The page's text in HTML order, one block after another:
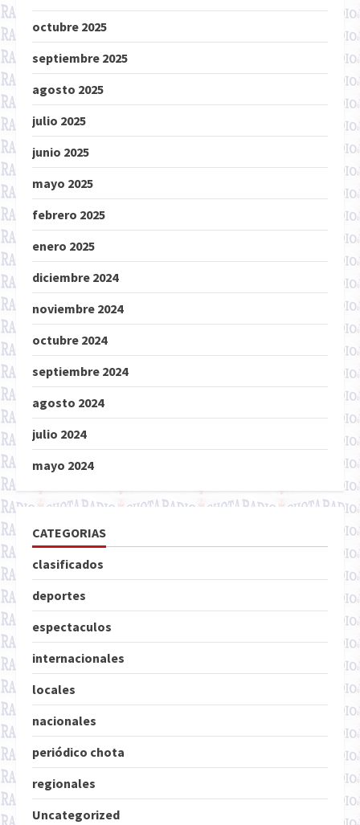
octubre 2025
septiembre 2025
agosto 2025
julio 2025
junio 2025
mayo 2025
febrero 2025
enero 2025
diciembre 2024
noviembre 2024
octubre 2024
septiembre 2024
agosto 2024
julio 2024
mayo 2024
CATEGORIAS
clasificados
deportes
espectaculos
internacionales
locales
nacionales
periódico chota
regionales
Uncategorized